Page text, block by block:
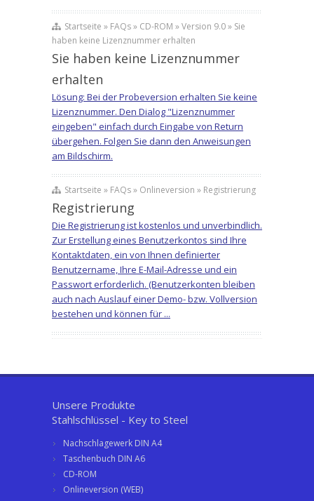
Startseite » FAQs » CD-ROM » Version 9.0 » Sie
haben keine Lizenznummer erhalten
Sie haben keine Lizenznummer
erhalten
Lösung: Bei der Probeversion erhalten Sie keine
Lizenznummer. Den Dialog "Lizenznummer
eingeben" einfach durch Eingabe von Return
übergehen. Folgen Sie dann den Anweisungen
am Bildschirm.
Startseite » FAQs » Onlineversion » Registrierung
Registrierung
Die Registrierung ist kostenlos und unverbindlich.
Zur Erstellung eines Benutzerkontos sind Ihre
Kontaktdaten, ein von Ihnen definierter
Benutzername, Ihre E-Mail-Adresse und ein
Passwort erforderlich. (Benutzerkonten bleiben
auch nach Auslauf einer Demo- bzw. Vollversion
bestehen und können für ...
Unsere Produkte
Stahlschlüssel - Key to Steel
Nachschlagewerk DIN A4
Taschenbuch DIN A6
CD-ROM
Onlineversion (WEB)